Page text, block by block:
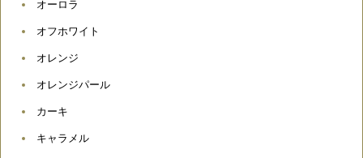
オーロラ
オフホワイト
オレンジ
オレンジパール
カーキ
キャラメル